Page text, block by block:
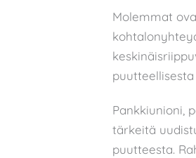
Molemmat
Pankkiunioni,
tärkeitä
puutteesta.